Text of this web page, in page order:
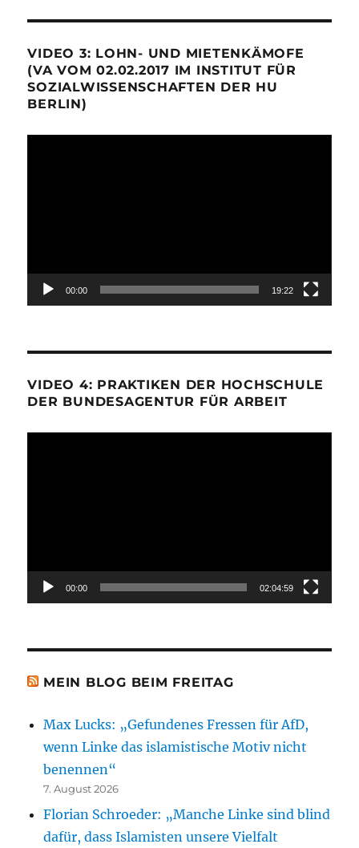
VIDEO 3: LOHN- UND MIETENKÄMOFE
(VA VOM 02.02.2017 IM INSTITUT FÜR
SOZIALWISSENSCHAFTEN DER HU
BERLIN)
00:00 19:22
VIDEO 4: PRAKTIKEN DER HOCHSCHULE
DER BUNDESAGENTUR FÜR ARBEIT
00:00 02:04:59
MEIN BLOG BEIM FREITAG
Max Lucks: „Gefundenes Fressen für AfD,
wenn Linke das islamistische Motiv nicht
benennen“
7. August 2026
Florian Schroeder: „Manche Linke sind blind
dafür, dass Islamisten unsere Vielfalt